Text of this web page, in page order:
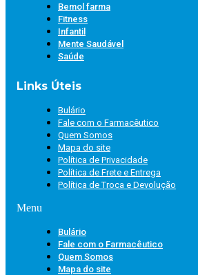
Bemol farma
Fitness
Infantil
Mente Saudável
Saúde
Links Úteis
Bulário
Fale com o Farmacêutico
Quem Somos
Mapa do site
Política de Privacidade
Política de Frete e Entrega
Política de Troca e Devolução
Menu
Bulário
Fale com o Farmacêutico
Quem Somos
Mapa do site